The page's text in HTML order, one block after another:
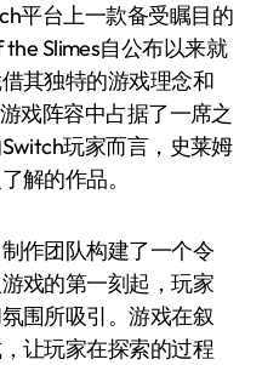
平台上一款备受瞩目的
Slimes自公布以来就
其独特的游戏理念和
戏阵容中占据了一席之
玩家而言，史莱姆
解的作品。
作团队构建了一个令
戏的第一刻起，玩家
围所吸引。游戏在叙
让玩家在探索的过程